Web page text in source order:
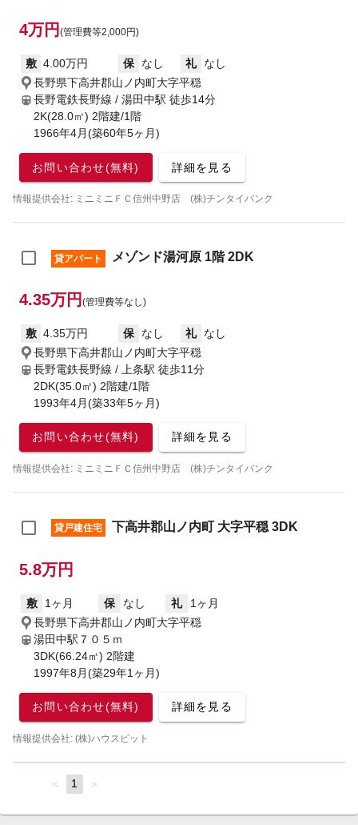
4万円 (管理費等2,000円)
敷 4.00万円 保 なし 礼
なし
長野県下高井郡山ノ内町大字平穏
長野電鉄長野線 / 湯田中駅 徒歩14分
2K(28.0㎡) 2階建/1階
1966年4月(築60年5ヶ月)
お問い合わせ(無料) 詳細を見る
情報提供会社: ミニミニＦＣ信州中野店 (株)チンタイバンク
貸アパート メゾンド湯河原 1階 2DK
4.35万円 (管理費等なし)
敷 4.35万円 保 なし 礼
なし
長野県下高井郡山ノ内町大字平穏
長野電鉄長野線 / 上条駅 徒歩11分
2DK(35.0㎡) 2階建/1階
1993年4月(築33年5ヶ月)
お問い合わせ(無料) 詳細を見る
情報提供会社: ミニミニＦＣ信州中野店 (株)チンタイバンク
貸戸建住宅 下高井郡山ノ内町 大字平穏 3DK
5.8万円
敷 1ヶ月 保 なし 礼
1ヶ月
長野県下高井郡山ノ内町大字平穏
湯田中駅７０５ｍ
3DK(66.24㎡) 2階建
1997年8月(築29年1ヶ月)
お問い合わせ(無料) 詳細を見る
情報提供会社: (株)ハウスピット
page
You're
page
1 page